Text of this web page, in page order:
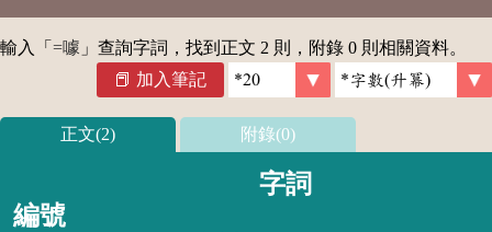
輸入「 =噱 」查詢字詞，找到正文 2 則，附錄 0 則相關資料。
加入筆記
正文(2) 附錄(0)
編號
字詞